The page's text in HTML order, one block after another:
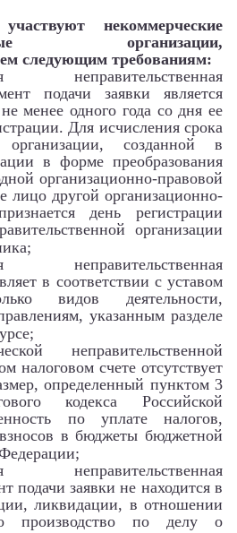
некоммерческие
организации,
следующим требованиям:
неправительственная
подачи заявки является
менее одного года со дня ее
Для исчисления срока
созданной в
в форме преобразования
организационно-правовой
лицо другой организационно-
день регистрации
организации
неправительственная
в соответствии с уставом
видов деятельности,
указанным разделе
неправительственной
налоговом счете отсутствует
определенный пунктом 3
кодекса Российской
по уплате налогов,
в бюджеты бюджетной
неправительственная
подачи заявки не находится в
ликвидации, в отношении
производство по делу о